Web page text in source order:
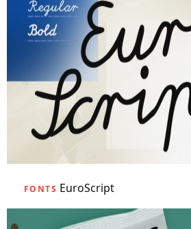
FONTS EuroScript